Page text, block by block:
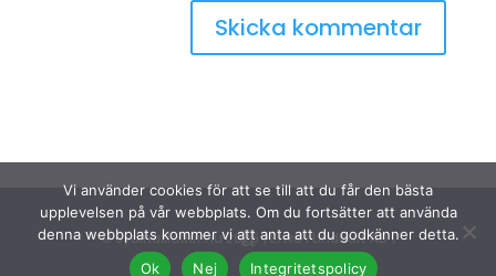
© Sydinakläder.nu 2026 | Efwa i Lindhult AB |
Vi använder cookies för att se till att du får den bästa
upplevelsen på vår webbplats. Om du fortsätter att använda
denna webbplats kommer vi att anta att du godkänner detta.
Ok
Nej Integritetspolicy